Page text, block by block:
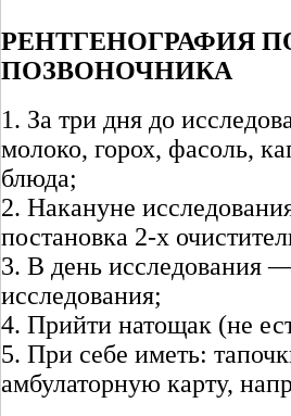
РЕНТГЕНОГРАФИЯ
ПОЗВОНОЧНИКА
1. За три дня до
молоко, горох, фасоль,
блюда;
2. Накануне
постановка 2-х
3. В день исследования
исследования;
4. Прийти натощак (не
5. При себе иметь:
амбулаторную карту,